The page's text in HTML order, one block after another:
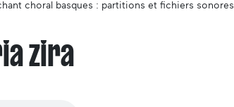
choral basques : partitions et fichiers sonores
zira